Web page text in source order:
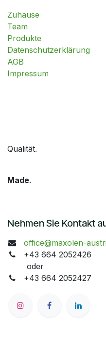
Zuhause
Team
Produkte
Datenschutzerklärung
AGB
Impressum
Qualität.
Made.
Nehmen Sie Kontakt
office@maxolen-
+43 664 2052426
oder
+43 664 2052427